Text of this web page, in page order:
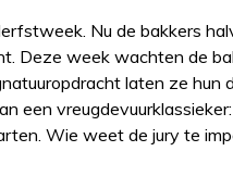
Nu de bakkers
Deze week wachten de
laten ze
een
Wie weet de jury te